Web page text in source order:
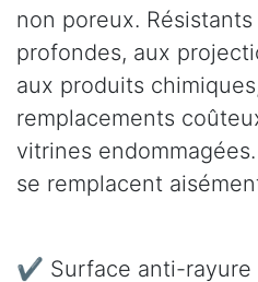
non poreux.
profondes, aux
aux produits
remplacements
vitrines
se remplacent
✔ Surface anti-